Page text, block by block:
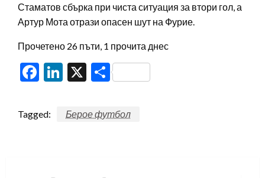
Стаматов сбърка при чиста ситуация за втори гол, а
Артур Мота отрази опасен шут на Фурие.
Прочетено 26 пъти, 1 прочита днес
Facebook
LinkedIn
X Share
Tagged: Берое футбол